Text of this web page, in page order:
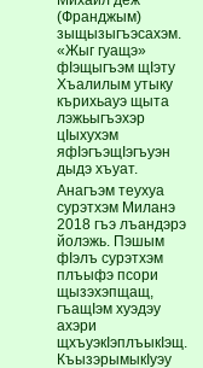
(Франджым)
зыщызыгъэсахэм.
«Жыг гуащэ»
фIэщыгъэм щIэту
Хъалилым утыку
кърихьауэ щыта
лэжьыгъэхэр
цIыхухэм
яфIэгъэщIэгъуэн
дыдэ хъуат.
Анагъэм теухуа
сурэтхэм Миланэ
2018 гъэ лъандэрэ
йолэжь. Пэшым
фIэлъ сурэтхэм
плъыфэ псори
щызэхэпщащ,
гъащIэм хуэдэу
ахэри
щхъуэкIэплъыкIэщ.
КъызэрымыкIуэу